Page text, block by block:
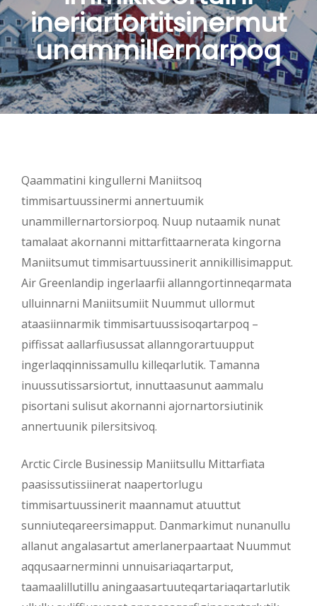
ineriartortitsinermut
unammillernarpoq
Qaammatini kingullerni Maniitsoq
timmisartuussinermi annertuumik
unammillernartorsiorpoq. Nuup nutaamik nunat
tamalaat akornanni mittarfittaarnerata kingorna
Maniitsumut timmisartuussinerit annikillisimapput.
Air Greenlandip ingerlaarfii allanngortinneqarmata
ulluinnarni Maniitsumiit Nuummut ullormut
ataasiinnarmik timmisartuussisoqartarpoq –
piffissat aallarfiusussat allanngorartuupput
ingerlaqqinnissamullu killeqarlutik. Tamanna
inuussutissarsiortut, innuttaasunut aammalu
pisortani sulisut akornanni ajornartorsiutinik
annertuunik pilersitsivoq.
Arctic Circle Businessip Maniitsullu Mittarfiata
paasissutissiinerat naapertorlugu
timmisartuussinerit maannamut atuuttut
sunniuteqareersimapput. Danmarkimut nunanullu
allanut angalasartut amerlanerpaartaat Nuummut
aqqusaarnerminni unnuisariaqartarput,
taamaalillutillu aningaasartuuteqartariaqartarlutik